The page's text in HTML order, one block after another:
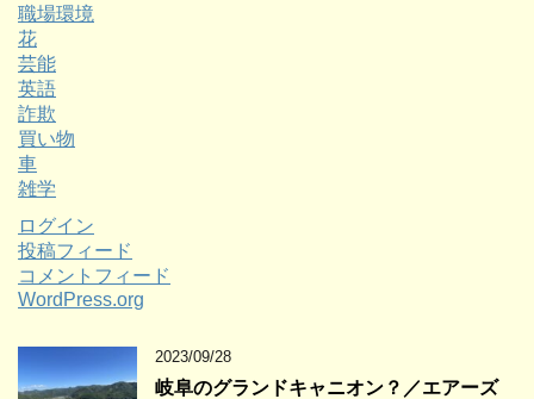
職場環境
花
芸能
英語
詐欺
買い物
車
雑学
ログイン
投稿フィード
コメントフィード
WordPress.org
2023/09/28
岐阜のグランドキャニオン？／エアーズ